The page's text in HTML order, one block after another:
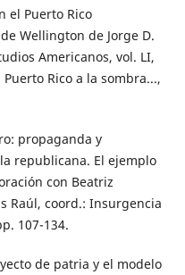
el Puerto Rico
Wellington de Jorge D.
Americanos, vol. LI,
Rico a la sombra...,
propaganda y
republicana. El ejemplo
con Beatriz
Raúl, coord.: Insurgencia
107-134.
de patria y el modelo